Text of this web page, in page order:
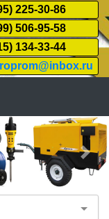
225-30-86
506-95-58
134-33-44